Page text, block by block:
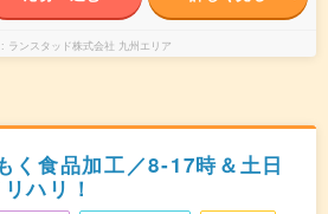
ランスタッド株式会社 九州エリア
く食品加工／8‐17時＆土日
ハリ！